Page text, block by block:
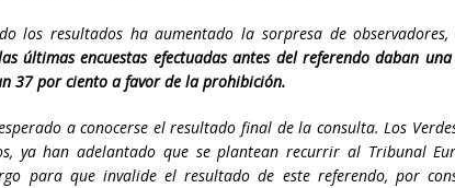
los resultados ha aumentado la sorpresa de
últimas encuestas efectuadas antes del referendo daban
37 por ciento a favor de la prohibición.
a conocerse el resultado final de la consulta. Los
ya han adelantado que se plantean recurrir al Tribunal
para que invalide el resultado de este referendo, por